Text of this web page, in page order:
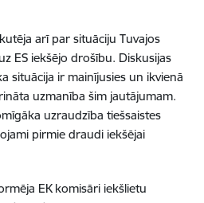
arī par situāciju Tuvajos
ES iekšējo drošību. Diskusijas
situācija ir mainījusies un ikvienā
uzmanība šim jautājumam.
uzraudzība tiešsaistes
pirmie draudi iekšējai
EK komisāri iekšlietu